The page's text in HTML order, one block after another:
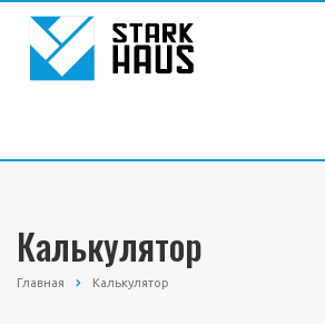
Калькулятор
Главная Калькулятор